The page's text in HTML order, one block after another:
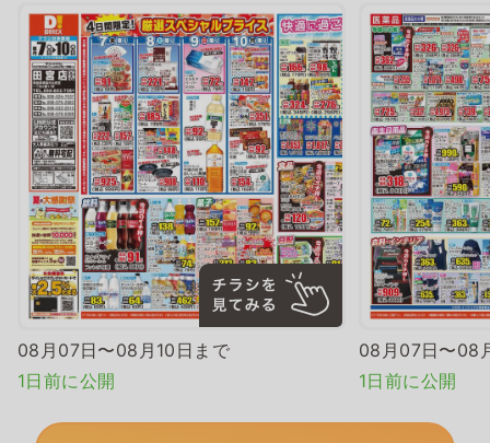
08月07日〜08月10日まで
1日前に公開
08月07日〜08
1日前に公開